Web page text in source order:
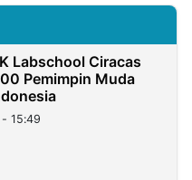
Labschool Ciracas
Pemimpin Muda
15:49